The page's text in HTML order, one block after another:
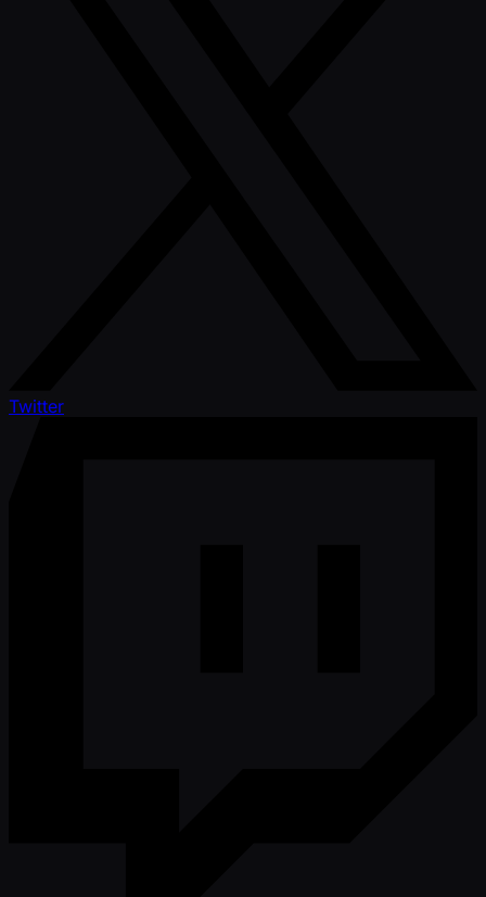
Twitter